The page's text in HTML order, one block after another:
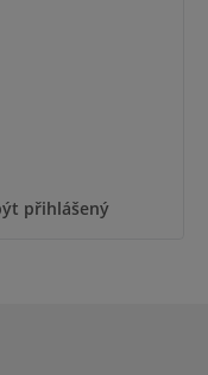
přihlášený